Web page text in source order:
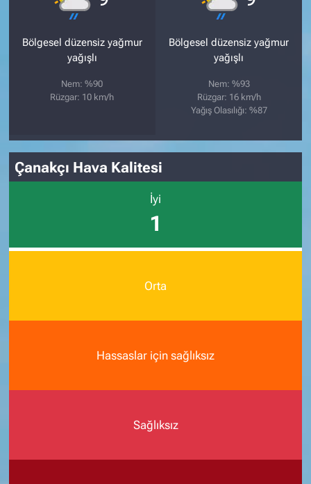
Bölgesel düzensiz yağmur
yağışlı
Nem: %90
Rüzgar: 10 km/h
Bölgesel düzensiz yağmur
yağışlı
Nem: %93
Rüzgar: 16 km/h
Yağış Olasılığı: %87
Çanakçı Hava Kalitesi
İyi
1
Orta
Hassaslar için sağlıksız
Sağlıksız